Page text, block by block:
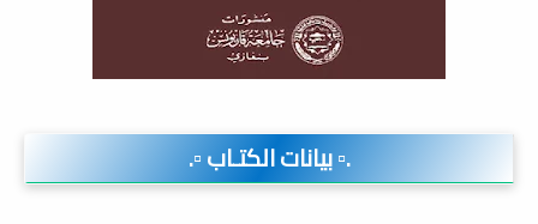
.▫️ بيانات الكتـاب ▫️.